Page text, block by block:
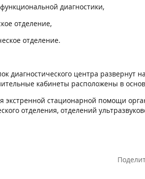
диагностики,
отделение,
отделение.
диагностического центра развернут
кабинеты расположены в
экстренной стационарной помощи
отделения, отделений